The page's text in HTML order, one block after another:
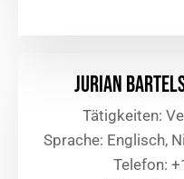
Jurian
Tätigkeiten:
Sprache: Englisch,
Telefon: